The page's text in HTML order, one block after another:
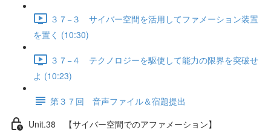
３７−３ サイバー空間を活用してファメーション装置
を置く (10:30)
３７−４ テクノロジーを駆使して能力の限界を突破せ
よ (10:23)
第３７回 音声ファイル＆宿題提出
Unit.38 【サイバー空間でのアファメーション】